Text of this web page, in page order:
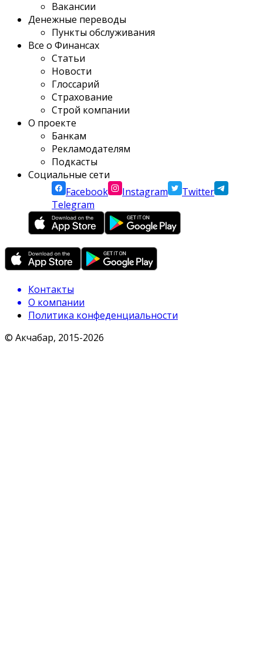
Вакансии
Денежные переводы
Пункты обслуживания
Все о Финансах
Статьи
Новости
Глоссарий
Страхование
Строй компании
О проекте
Банкам
Рекламодателям
Подкасты
Социальные сети
Facebook
Instagram
Twitter
Telegram
Контакты
О компании
Политика конфеденциальности
© Акчабар, 2015-2026